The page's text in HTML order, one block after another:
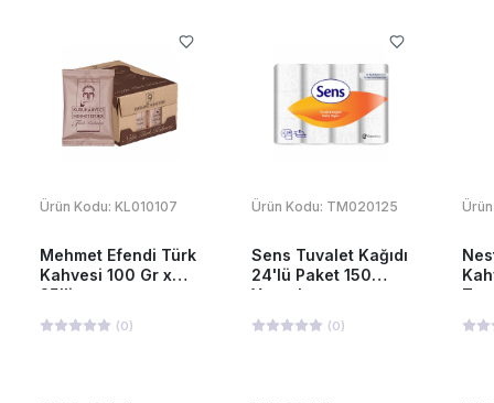
Ürün Kodu: KL010107
Mehmet Efendi Türk
Kahvesi 100 Gr x
25'li
(0)
Ürün Kodu: TM020125
Sens Tuvalet Kağıdı
24'lü Paket 150
Yaprak
(0)